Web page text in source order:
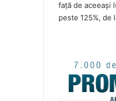
faţă de aceeaşi
peste 125%, de